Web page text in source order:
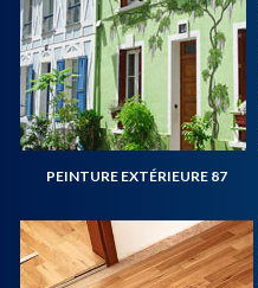
PEINTURE EXTÉRIEURE 87